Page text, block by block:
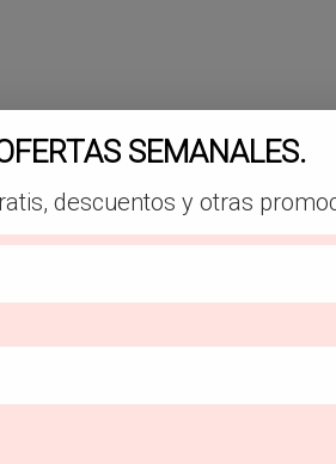
SEMANALES.
descuentos y otras